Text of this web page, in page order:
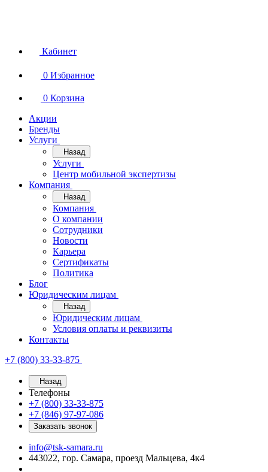
Кабинет
0 Избранное
0 Корзина
Акции
Бренды
Услуги
Назад
Услуги
Центр мобильной экспертизы
Компания
Назад
Компания
О компании
Сотрудники
Новости
Карьера
Сертификаты
Политика
Блог
Юридическим лицам
Назад
Юридическим лицам
Условия оплаты и реквизиты
Контакты
+7 (800) 33-33-875
Назад
Телефоны
+7 (800) 33-33-875
+7 (846) 97-97-086
Заказать звонок
info@tsk-samara.ru
443022, гор. Самара, проезд Мальцева, 4к4